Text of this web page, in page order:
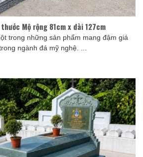
Mộ rộng 81cm x dài 127cm
trong những sản phẩm mang đậm giá
ngành đá mỹ nghệ. ...